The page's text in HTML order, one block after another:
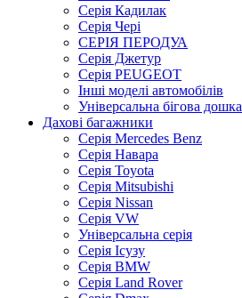
Серія Кадилак
Серія Чері
СЕРІЯ ПЕРОДУА
Серія Джетур
Серія PEUGEOT
Інші моделі автомобілів
Універсальна бігова дошка
Дахові багажники
Серія Mercedes Benz
Серія Навара
Серія Toyota
Серія Mitsubishi
Серія Nissan
Серія VW
Універсальна серія
Серія Ісузу
Серія BMW
Серія Land Rover